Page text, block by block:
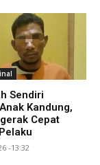
Sendiri
Kandung,
Cepat
-13:32